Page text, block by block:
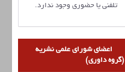
تلفنی یا حضوری وجود ندارد.
اعضای شورای علمی نشریه
(گروه داوری)